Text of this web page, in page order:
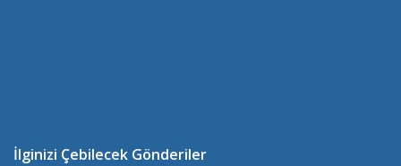
İlginizi Çebilecek Gönderiler